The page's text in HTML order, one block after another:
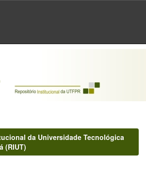
da Universidade Tecnológica
(RIUT)